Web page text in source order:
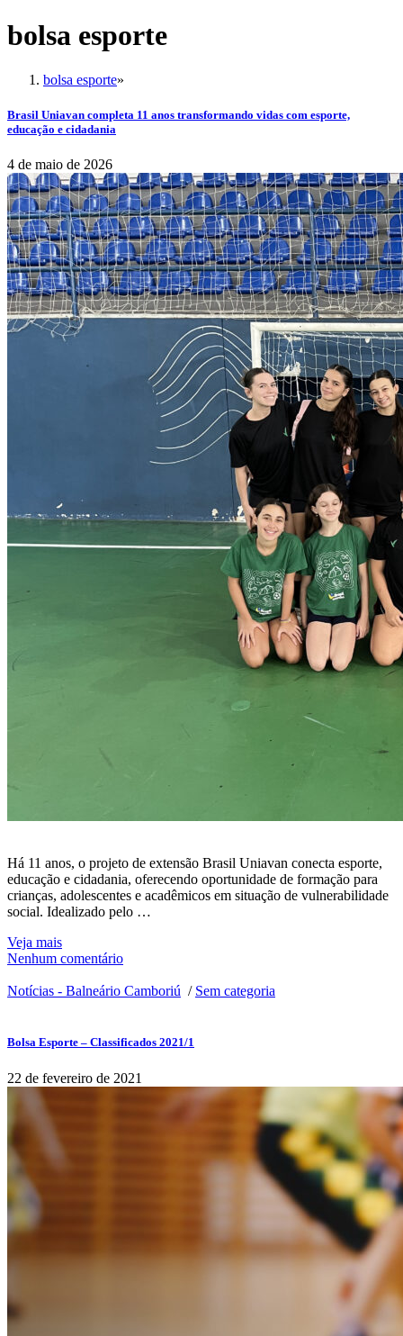
bolsa esporte
bolsa esporte»
Brasil Uniavan completa 11 anos transformando vidas com esporte,
educação e cidadania
4 de maio de 2026
Há 11 anos, o projeto de extensão Brasil Uniavan conecta esporte,
educação e cidadania, oferecendo oportunidade de formação para
crianças, adolescentes e acadêmicos em situação de vulnerabilidade
social. Idealizado pelo …
Veja mais
Nenhum comentário
Notícias - Balneário Camboriú / Sem categoria
Bolsa Esporte – Classificados 2021/1
22 de fevereiro de 2021